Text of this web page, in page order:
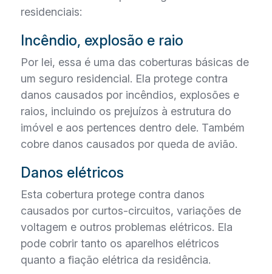
residenciais:
Incêndio, explosão e raio
Por lei, essa é uma das coberturas básicas de
um seguro residencial. Ela protege contra
danos causados por incêndios, explosões e
raios, incluindo os prejuízos à estrutura do
imóvel e aos pertences dentro dele. Também
cobre danos causados por queda de avião.
Danos elétricos
Esta cobertura protege contra danos
causados por curtos-circuitos, variações de
voltagem e outros problemas elétricos. Ela
pode cobrir tanto os aparelhos elétricos
quanto a fiação elétrica da residência.